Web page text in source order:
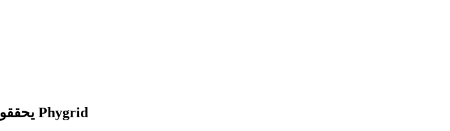
عملاء Target Australia يحققون الهدف مع البحث داخل المتجر من Phygrid